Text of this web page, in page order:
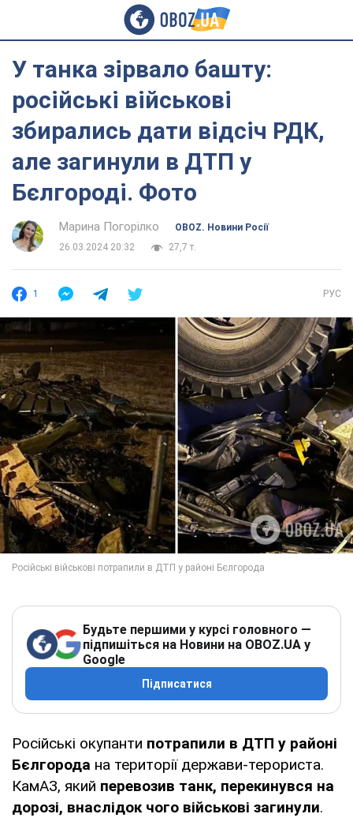
У танка зірвало башту:
російські військові
збирались дати відсіч РДК,
але загинули в ДТП у
Бєлгороді. Фото
Марина Погорілко
OBOZ. Новини Росії
26.03.2024 20:32
27,7 т.
1 РУС
Будьте першими у курсі головного —
підпишіться на Новини на OBOZ.UA у
Google
Підписатися
Російські окупанти потрапили в ДТП у районі
Бєлгорода на території держави-терориста.
КамАЗ, який перевозив танк, перекинувся на
дорозі, внаслідок чого військові загинули.